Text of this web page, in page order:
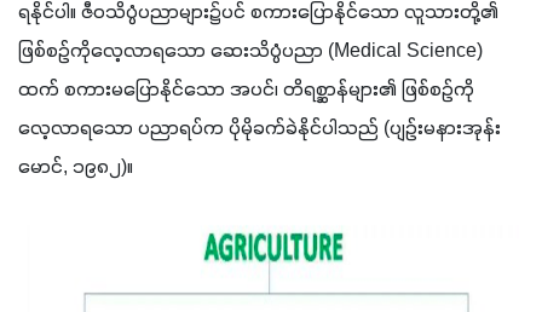
ရနိုင်ပါ။ ဇီဝသိပ္ပံပညာများ၌ပင် စကားပြောနိုင်သော လူသားတို့၏
ဖြစ်စဉ်ကိုလေ့လာရသော ဆေးသိပ္ပံပညာ (Medical Science)
ထက် စကားမပြောနိုင်သော အပင်၊ တိရစ္ဆာန်များ၏ ဖြစ်စဉ်ကို
လေ့လာရသော ပညာရပ်က ပိုမိုခက်ခဲနိုင်ပါသည် (ပျဉ်းမနားအုန်း
မောင်, ၁၉၈၂)။